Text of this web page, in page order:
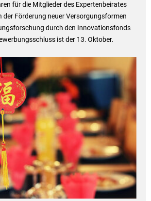
für die Mitglieder des Expertenbeirates
der Förderung neuer Versorgungsformen
durch den Innovationsfonds
ist der 13. Oktober.